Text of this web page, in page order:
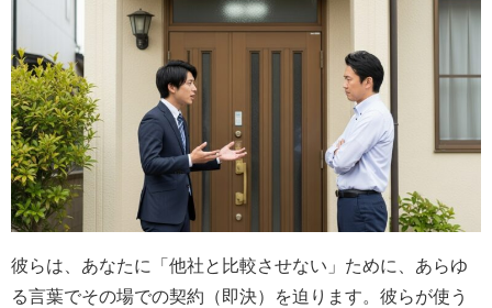
彼らは、あなたに「他社と比較させない」ために、あらゆ
る言葉でその場での契約（即決）を迫ります。彼らが使う